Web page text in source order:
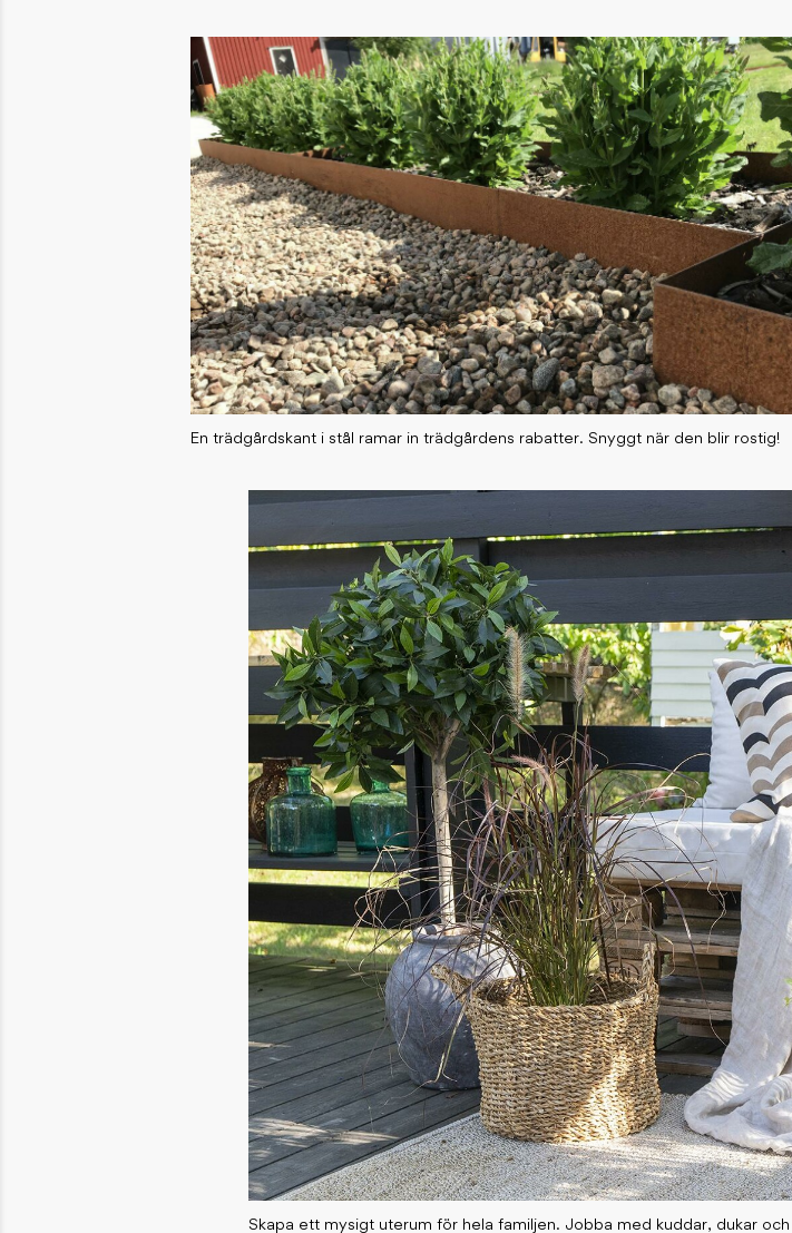
En trädgårdskant i stål ramar in trädgårdens rabatter. Snyggt när den blir rostig!
Skapa ett mysigt uterum för hela familjen. Jobba med kuddar, dukar